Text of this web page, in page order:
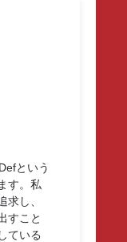
という
す。私
求し、
すこと
ている